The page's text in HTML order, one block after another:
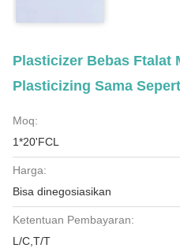
Plasticizer Bebas Ftalat
Plasticizing Sama
Moq:
1*20'FCL
Harga:
Bisa dinegosiasikan
Ketentuan Pembayaran:
L/C,T/T